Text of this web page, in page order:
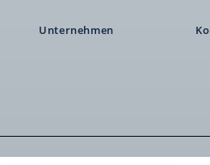
Unternehmen